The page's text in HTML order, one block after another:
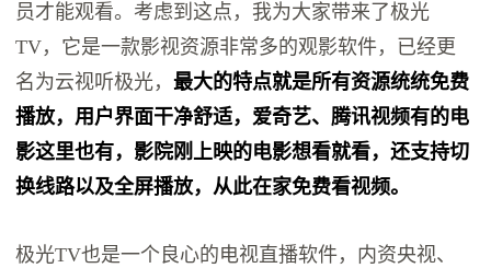
员才能观看。考虑到这点，我为大家带来了极光
TV，它是一款影视资源非常多的观影软件，已经更
名为云视听极光，最大的特点就是所有资源统统免费
播放，用户界面干净舒适，爱奇艺、腾讯视频有的电
影这里也有，影院刚上映的电影想看就看，还支持切
换线路以及全屏播放，从此在家免费看视频。
极光TV也是一个良心的电视直播软件，内资央视、